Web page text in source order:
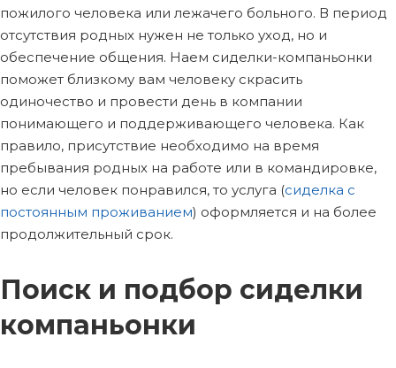
пожилого человека или лежачего больного. В период
отсутствия родных нужен не только уход, но и
обеспечение общения. Наем сиделки-компаньонки
поможет близкому вам человеку скрасить
одиночество и провести день в компании
понимающего и поддерживающего человека. Как
правило, присутствие необходимо на время
пребывания родных на работе или в командировке,
но если человек понравился, то услуга (сиделка с
постоянным проживанием) оформляется и на более
продолжительный срок.
Поиск и подбор сиделки
компаньонки